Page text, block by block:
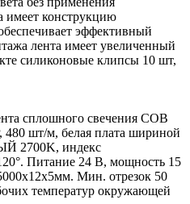
имеет конструкцию
эффективный
лента имеет увеличенный
силиконовые клипсы 10 шт,
сплошного свечения COB
480 шт/м, белая плата шириной
2700K, индекс
Питание 24 В, мощность 15
Мин. отрезок 50
температур окружающей